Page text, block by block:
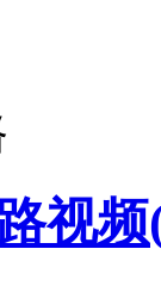
视